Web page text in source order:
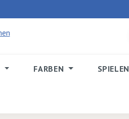
FARBEN SPIELEN